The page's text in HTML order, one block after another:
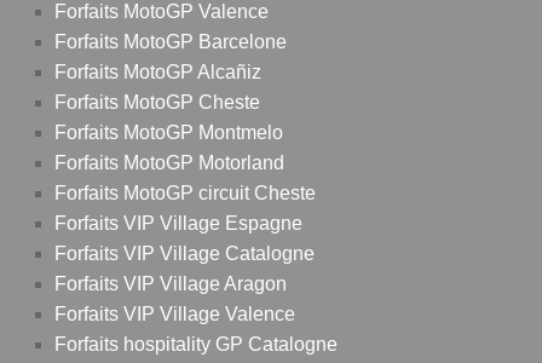
Forfaits MotoGP Valence
Forfaits MotoGP Barcelone
Forfaits MotoGP Alcañiz
Forfaits MotoGP Cheste
Forfaits MotoGP Montmelo
Forfaits MotoGP Motorland
Forfaits MotoGP circuit Cheste
Forfaits VIP Village Espagne
Forfaits VIP Village Catalogne
Forfaits VIP Village Aragon
Forfaits VIP Village Valence
Forfaits hospitality GP Catalogne